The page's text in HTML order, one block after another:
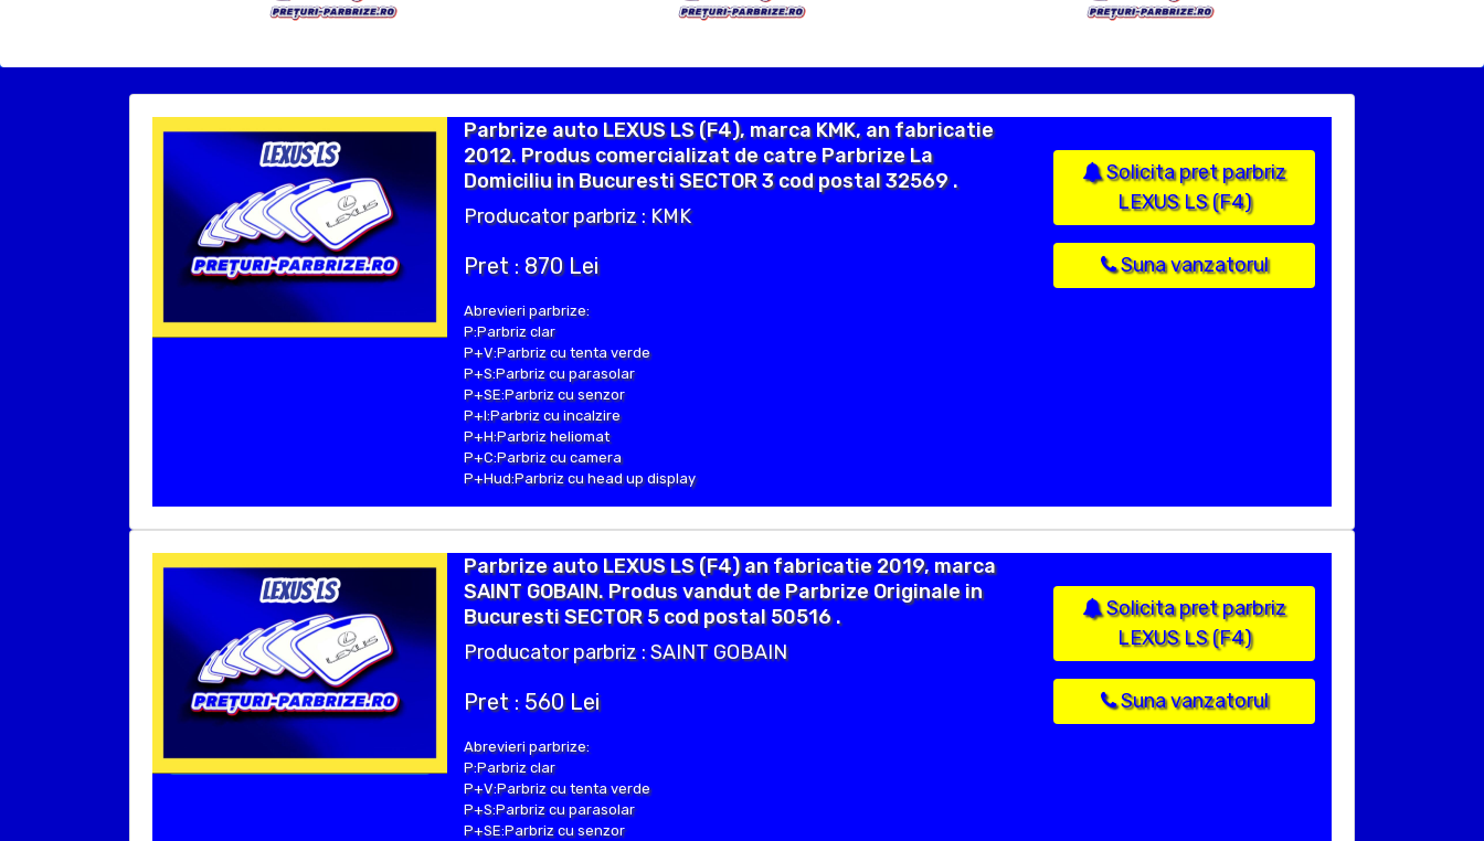
Parbrize auto LEXUS LS (F4), marca KMK, an fabricatie
2012. Produs comercializat de catre Parbrize La
Domiciliu in Bucuresti SECTOR 3 cod postal 32569 .
Producator parbriz : KMK
Pret : 870 Lei
Abrevieri parbrize:
P:Parbriz clar
P+V:Parbriz cu tenta verde
P+S:Parbriz cu parasolar
P+SE:Parbriz cu senzor
P+I:Parbriz cu incalzire
P+H:Parbriz heliomat
P+C:Parbriz cu camera
P+Hud:Parbriz cu head up display
Solicita pret parbriz
LEXUS LS (F4)
Suna vanzatorul
Parbrize auto LEXUS LS (F4) an fabricatie 2019, marca
SAINT GOBAIN. Produs vandut de Parbrize Originale in
Bucuresti SECTOR 5 cod postal 50516 .
Producator parbriz : SAINT GOBAIN
Pret : 560 Lei
Abrevieri parbrize:
P:Parbriz clar
P+V:Parbriz cu tenta verde
P+S:Parbriz cu parasolar
P+SE:Parbriz cu senzor
Solicita pret parbriz
LEXUS LS (F4)
Suna vanzatorul